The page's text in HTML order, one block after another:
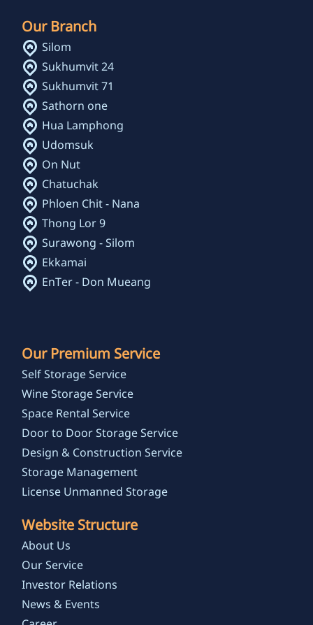
Our Branch
Silom
Sukhumvit 24
Sukhumvit 71
Sathorn one
Hua Lamphong
Udomsuk
On Nut
Chatuchak
Phloen Chit - Nana
Thong Lor 9
Surawong - Silom
Ekkamai
EnTer - Don Mueang
Our Premium Service
Self Storage Service
Wine Storage Service
Space Rental Service
Door to Door Storage Service
Design & Construction Service
Storage Management
License Unmanned Storage
Website Structure
About Us
Our Service
Investor Relations
News & Events